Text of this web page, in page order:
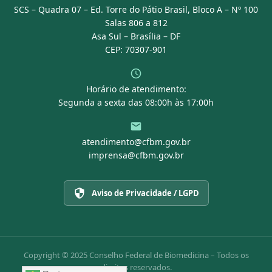
Portal Transparência
SCS – Quadra 07 – Ed. Torre do Pátio Brasil, Bloco A – Nº 100
Salas 806 a 812
Asa Sul – Brasília – DF
CEP: 70307-901
Horário de atendimento:
Segunda a sexta das 08:00h às 17:00h
atendimento@cfbm.gov.br
imprensa@cfbm.gov.br
Aviso de Privacidade / LGPD
Copyright © 2025 Conselho Federal de Biomedicina – Todos os
direitos reservados.